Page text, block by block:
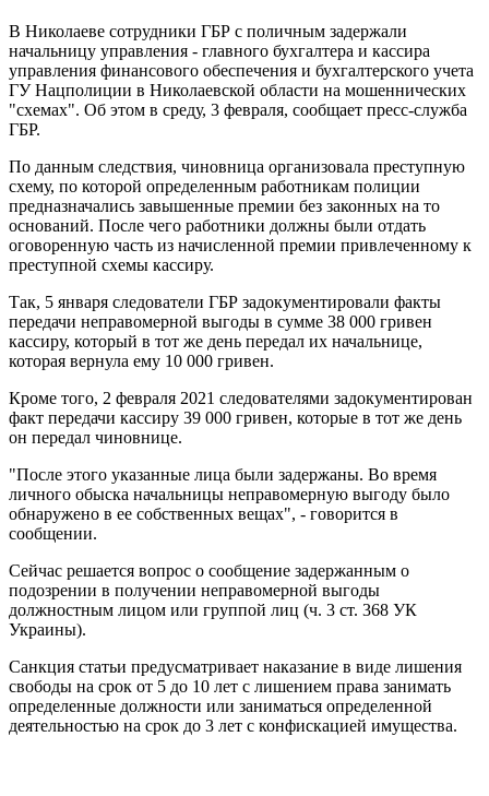
В Николаеве сотрудники ГБР с поличным задержали
начальницу управления - главного бухгалтера и кассира
управления финансового обеспечения и бухгалтерского учета
ГУ Нацполиции в Николаевской области на мошеннических
"схемах". Об этом в среду, 3 февраля, сообщает пресс-служба
ГБР.
По данным следствия, чиновница организовала преступную
схему, по которой определенным работникам полиции
предназначались завышенные премии без законных на то
оснований. После чего работники должны были отдать
оговоренную часть из начисленной премии привлеченному к
преступной схемы кассиру.
Так, 5 января следователи ГБР задокументировали факты
передачи неправомерной выгоды в сумме 38 000 гривен
кассиру, который в тот же день передал их начальнице,
которая вернула ему 10 000 гривен.
Кроме того, 2 февраля 2021 следователями задокументирован
факт передачи кассиру 39 000 гривен, которые в тот же день
он передал чиновнице.
"После этого указанные лица были задержаны. Во время
личного обыска начальницы неправомерную выгоду было
обнаружено в ее собственных вещах", - говорится в
сообщении.
Сейчас решается вопрос о сообщение задержанным о
подозрении в получении неправомерной выгоды
должностным лицом или группой лиц (ч. 3 ст. 368 УК
Украины).
Санкция статьи предусматривает наказание в виде лишения
свободы на срок от 5 до 10 лет с лишением права занимать
определенные должности или заниматься определенной
деятельностью на срок до 3 лет с конфискацией имущества.